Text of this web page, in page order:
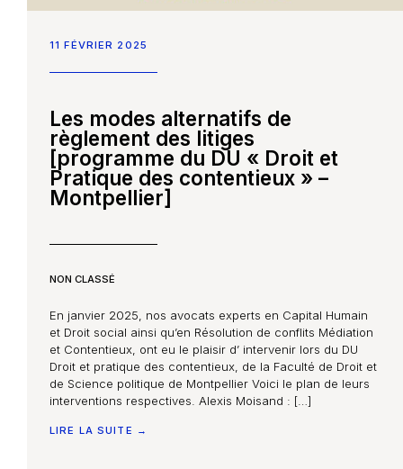
11 FÉVRIER 2025
Les modes alternatifs de
règlement des litiges
[programme du DU « Droit et
Pratique des contentieux » –
Montpellier]
NON CLASSÉ
En janvier 2025, nos avocats experts en Capital Humain
et Droit social ainsi qu’en Résolution de conflits Médiation
et Contentieux, ont eu le plaisir d’ intervenir lors du DU
Droit et pratique des contentieux, de la Faculté de Droit et
de Science politique de Montpellier Voici le plan de leurs
interventions respectives. Alexis Moisand : […]
LIRE LA SUITE →